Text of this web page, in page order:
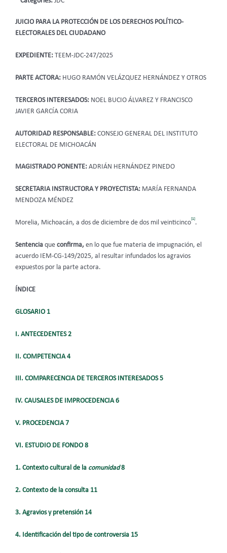
JUICIO PARA LA PROTECCIÓN DE LOS DERECHOS POLÍTICO-
ELECTORALES DEL CIUDADANO
EXPEDIENTE: TEEM-JDC-247/2025
PARTE ACTORA: HUGO RAMÓN VELÁZQUEZ HERNÁNDEZ Y OTROS
TERCEROS INTERESADOS: NOEL BUCIO ÁLVAREZ Y FRANCISCO
JAVIER GARCÍA CORIA
AUTORIDAD RESPONSABLE: CONSEJO GENERAL DEL INSTITUTO
ELECTORAL DE MICHOACÁN
MAGISTRADO PONENTE: ADRIÁN HERNÁNDEZ PINEDO
SECRETARIA INSTRUCTORA Y PROYECTISTA: MARÍA FERNANDA
MENDOZA MÉNDEZ
Morelia, Michoacán, a dos de diciembre de dos mil veinticinco
[1]
.
Sentencia que confirma, en lo que fue materia de impugnación, el
acuerdo IEM-CG-149/2025, al resultar infundados los agravios
expuestos por la parte actora.
ÍNDICE
GLOSARIO 1
I. ANTECEDENTES 2
II. COMPETENCIA 4
III. COMPARECENCIA DE TERCEROS INTERESADOS 5
IV. CAUSALES DE IMPROCEDENCIA 6
V. PROCEDENCIA 7
VI. ESTUDIO DE FONDO 8
1. Contexto cultural de la comunidad8
2. Contexto de la consulta 11
3. Agravios y pretensión 14
4. Identificación del tipo de controversia 15